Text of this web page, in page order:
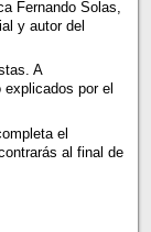
Fernando Solas,
y autor del
A
por el
el
al final de